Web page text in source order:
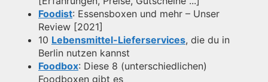
Foodist: Essensboxen und mehr – Unser
Review [2021]
10 Lebensmittel-Lieferservices, die du in
Berlin nutzen kannst
Foodbox: Diese 8 (unterschiedlichen)
Foodboxen gibt es